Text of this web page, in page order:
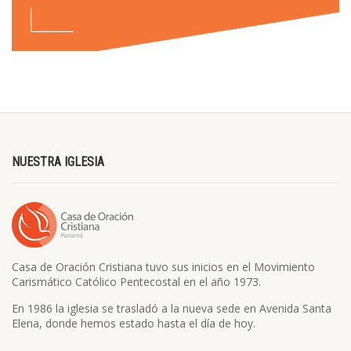
NUESTRA IGLESIA
Casa de Oración Cristiana tuvo sus inicios en el Movimiento
Carismático Católico Pentecostal en el año 1973.
En 1986 la iglesia se trasladó a la nueva sede en Avenida Santa
Elena, donde hemos estado hasta el día de hoy.